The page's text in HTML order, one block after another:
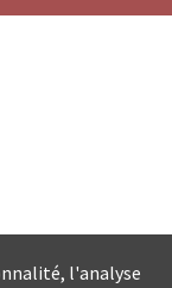
l'analyse